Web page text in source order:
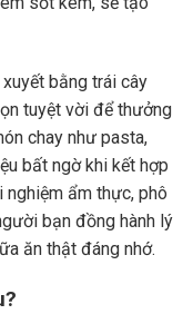
bằng trái cây
tuyệt vời để thưởng
chay như pasta,
bất ngờ khi kết hợp
nghiệm ẩm thực, phô
bạn đồng hành lý
ăn thật đáng nhớ.